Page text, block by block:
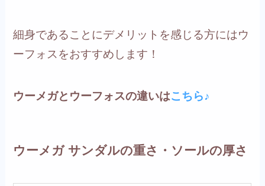
細身であることにデメリットを感じる方にはウ
ーフォスをおすすめします！
ウーメガとウーフォスの違いはこちら♪
ウーメガ サンダルの重さ・ソールの厚さ